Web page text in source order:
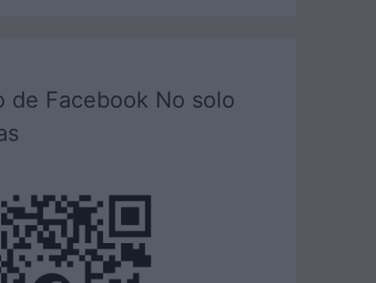
de Facebook No solo